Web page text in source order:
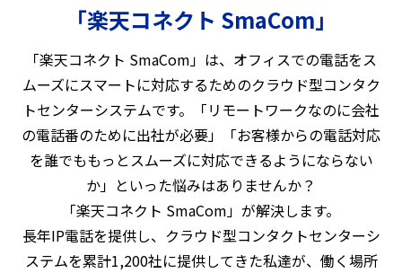
「楽天コネクト SmaCom」
「楽天コネクト SmaCom」は、オフィスでの電話をス
ムーズにスマートに対応するためのクラウド型コンタク
トセンターシステムです。「リモートワークなのに会社
の電話番のために出社が必要」「お客様からの電話対応
を誰でももっとスムーズに対応できるようにならない
か」といった悩みはありませんか？
「楽天コネクト SmaCom」が解決します。
長年IP電話を提供し、クラウド型コンタクトセンターシ
ステムを累計1,200社に提供してきた私達が、働く場所